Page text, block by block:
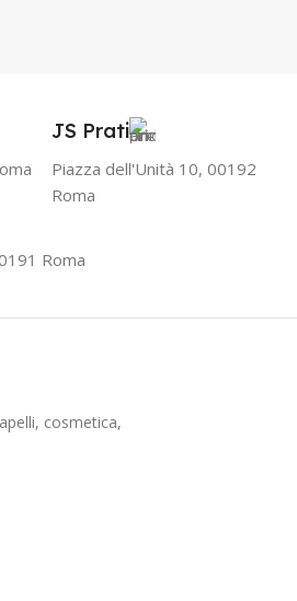
JS Prati
Piazza dell'Unità 10, 00192
Roma
Roma
cosmetica,